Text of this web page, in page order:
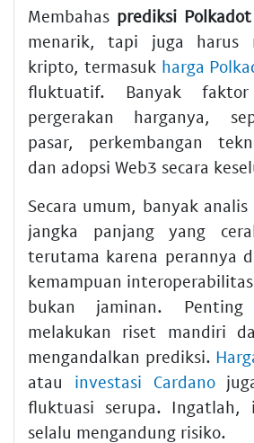
Membahas prediksi Polkadot
menarik, tapi juga harus
kripto, termasuk harga
fluktuatif. Banyak faktor
pergerakan harganya,
pasar, perkembangan
dan adopsi Web3 secara
Secara umum, banyak
jangka panjang yang
terutama karena perannya
kemampuan
bukan jaminan.
melakukan riset mandiri
mengandalkan prediksi.
atau investasi Cardano
fluktuasi serupa. Ingatlah,
selalu mengandung risiko.